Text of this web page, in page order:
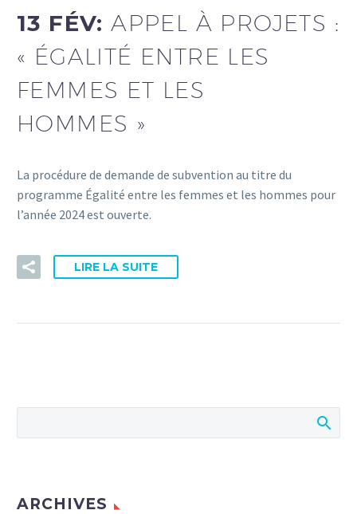
13 FÉV:APPEL À PROJETS :
« ÉGALITÉ ENTRE LES
FEMMES ET LES
HOMMES »
La procédure de demande de subvention au titre du
programme Égalité entre les femmes et les hommes pour
l’année 2024 est ouverte.
LIRE LA SUITE
ARCHIVES